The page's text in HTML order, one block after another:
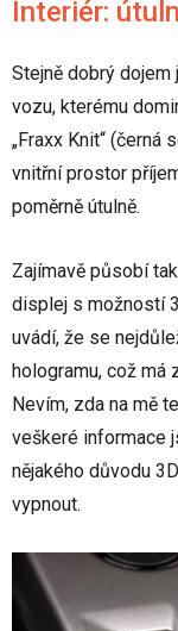
Interiér:
Stejně dobrý dojem
vozu, kterému
„Fraxx Knit“ (černá
vnitřní prostor
poměrně útulně.
Zajímavě působí
displej s možností
uvádí, že se
hologramu, což má
Nevím, zda na mě
veškeré informace
nějakého důvodu
vypnout.